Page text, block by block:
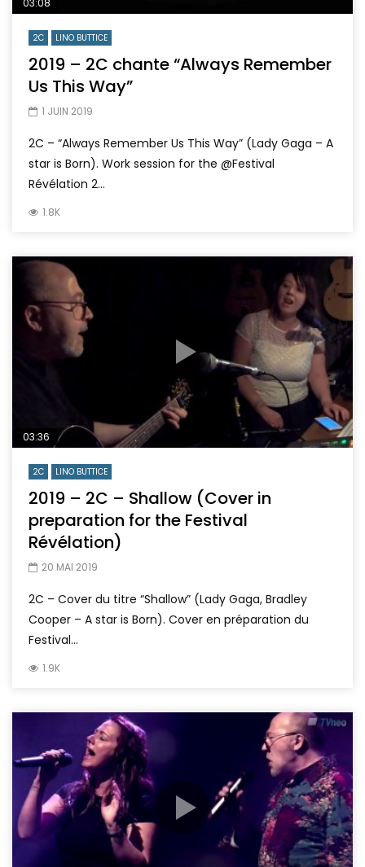
2C LINO BUTTICE
2019 – 2C chante “Always Remember
Us This Way”
1 JUIN 2019
2C – “Always Remember Us This Way” (Lady Gaga – A
star is Born). Work session for the @Festival
Révélation 2...
1.8K
03:36
2C LINO BUTTICE
2019 – 2C – Shallow (Cover in
preparation for the Festival
Révélation)
20 MAI 2019
2C – Cover du titre “Shallow” (Lady Gaga, Bradley
Cooper – A star is Born). Cover en préparation du
Festival...
1.9K